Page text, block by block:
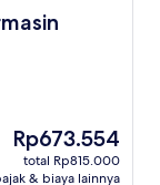
Harga
sekarang
Rp673.554
Rp673.554
total Rp815.000
& biaya lainnya